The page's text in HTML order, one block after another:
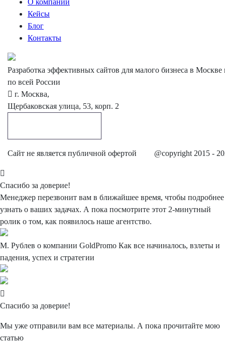
Кейсы
Блог
Контакты
Разработка эффективных сайтов для малого бизнеса в Москве
по всей России
г. Москва,
Щербаковская улица, 53, корп. 2
Cайт не является публичной офертой @copyright 2015 -
Спасибо за доверие!
Менеджер перезвонит вам в ближайшее время, чтобы подробнее
узнать о ваших задачах. А пока посмотрите этот 2-минутный
ролик о том, как появилось наше агентство.
М. Рублев о компании GoldPromo Как все начиналось, взлеты и
падения, успех и стратегии
Спасибо за доверие!
Мы уже отправили вам все материалы. А пока прочитайте мою
статью